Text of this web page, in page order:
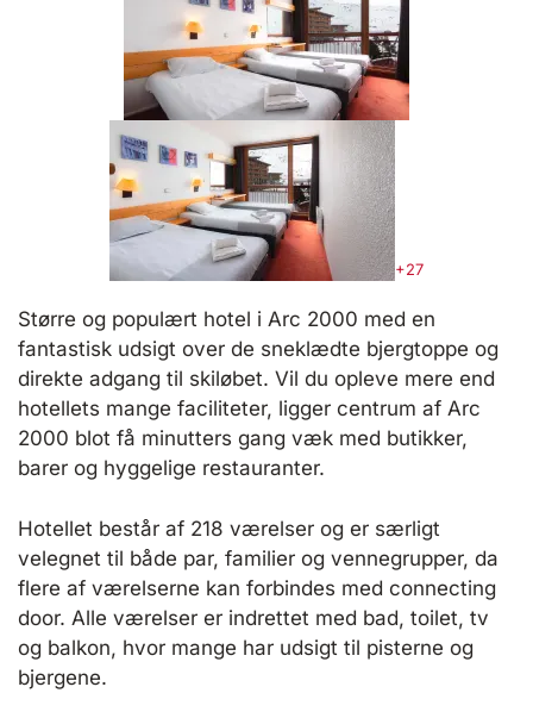
+27
Større og populært hotel i Arc 2000 med en
fantastisk udsigt over de sneklædte bjergtoppe og
direkte adgang til skiløbet. Vil du opleve mere end
hotellets mange faciliteter, ligger centrum af Arc
2000 blot få minutters gang væk med butikker,
barer og hyggelige restauranter.
Hotellet består af 218 værelser og er særligt
velegnet til både par, familier og vennegrupper, da
flere af værelserne kan forbindes med connecting
door. Alle værelser er indrettet med bad, toilet, tv
og balkon, hvor mange har udsigt til pisterne og
bjergene.